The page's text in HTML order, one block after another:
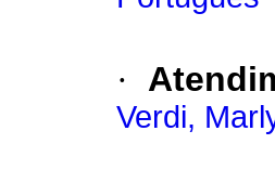
·
Verdi,